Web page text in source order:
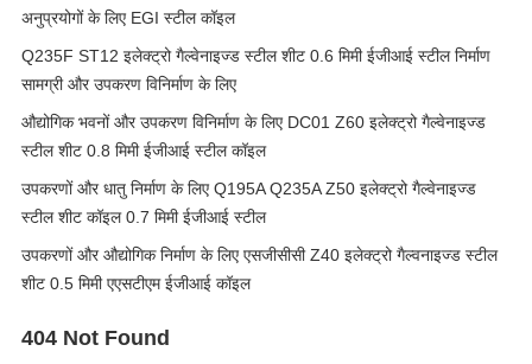
अनुप्रयोगों के लिए EGI स्टील कॉइल
Q235F ST12 इलेक्ट्रो गैल्वेनाइज्ड स्टील शीट 0.6 मिमी ईजीआई स्टील निर्माण
सामग्री और उपकरण विनिर्माण के लिए
औद्योगिक भवनों और उपकरण विनिर्माण के लिए DC01 Z60 इलेक्ट्रो गैल्वेनाइज्ड
स्टील शीट 0.8 मिमी ईजीआई स्टील कॉइल
उपकरणों और धातु निर्माण के लिए Q195A Q235A Z50 इलेक्ट्रो गैल्वेनाइज्ड
स्टील शीट कॉइल 0.7 मिमी ईजीआई स्टील
उपकरणों और औद्योगिक निर्माण के लिए एसजीसीसी Z40 इलेक्ट्रो गैल्वनाइज्ड स्टील
शीट 0.5 मिमी एएसटीएम ईजीआई कॉइल
404 Not Found